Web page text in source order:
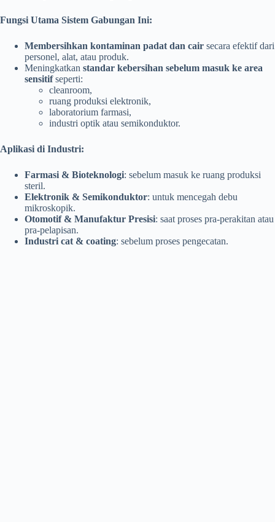
Fungsi Utama Sistem Gabungan Ini:
Membersihkan kontaminan padat dan cair secara efektif dari
personel, alat, atau produk.
Meningkatkan standar kebersihan sebelum masuk ke area
sensitifseperti:
cleanroom,
ruang produksi elektronik,
laboratorium farmasi,
industri optik atau semikonduktor.
Aplikasi di Industri:
Farmasi & Bioteknologi: sebelum masuk ke ruang produksi
steril.
Elektronik & Semikonduktor: untuk mencegah debu
mikroskopik.
Otomotif & Manufaktur Presisi: saat proses pra-perakitan atau
pra-pelapisan.
Industri cat & coating: sebelum proses pengecatan.